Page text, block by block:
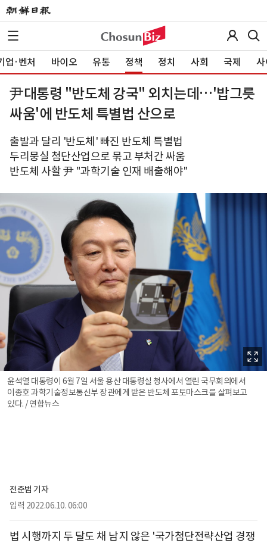
업·벤처 바이오 유통 정책 정치 사회 국제 사
尹대통령 "반도체 강국" 외치는데…'밥그릇
싸움'에 반도체 특별법 산으로
출발과 달리 '반도체' 빠진 반도체 특별법
두리뭉실 첨단산업으로 묶고 부처간 싸움
반도체 사활 尹 "과학기술 인재 배출해야"
윤석열 대통령이 6월 7일 서울 용산 대통령실 청사에서 열린 국무회의에서
이종호 과학기술정보통신부 장관에게 받은 반도체 포토마스크를 살펴보고
있다. / 연합뉴스
전준범 기자
입력 2022.06.10. 06:00
법 시행까지 두 달도 채 남지 않은 '국가첨단전략산업 경쟁